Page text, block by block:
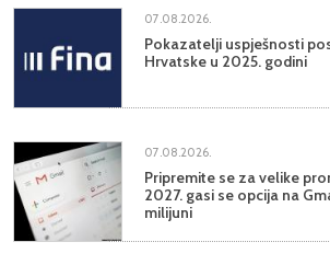
07.08.2026.
Pokazatelji uspješnosti
Hrvatske u 2025. godini
07.08.2026.
Pripremite se za velike
2027. gasi se opcija na
milijuni